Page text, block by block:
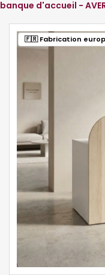
banque d'accueil -